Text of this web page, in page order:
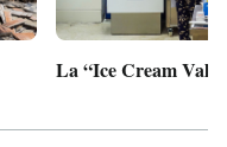
La “Ice Cream